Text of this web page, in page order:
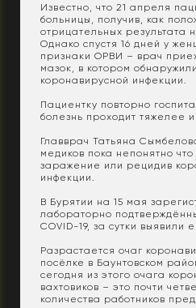
Известно, что 21 апреля
больницы, получив, как
отрицательных результата
Однако спустя 16 дней у
признаки ОРВИ – врач
мазок, в котором
коронавирусной инфекции.
Пациентку повторно
болезнь проходит тяжелее
Главврач Татьяна
медиков пока непонятно
заражение или рецидив
инфекции.
В Бурятии на 15 мая
лабораторно
COVID-19, за сутки выявили
Разрастается очаг
посёлке в Баунтовском
сегодня из этого очага
вахтовиков – это почти
количества работников